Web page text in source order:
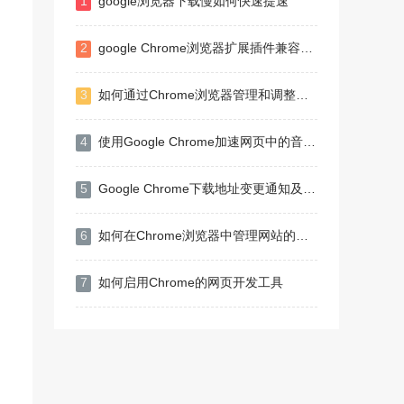
2 google Chrome浏览器扩展插件兼容性分析方法
3 如何通过Chrome浏览器管理和调整网页的安全设置
4 使用Google Chrome加速网页中的音频播放
5 Google Chrome下载地址变更通知及应对
6 如何在Chrome浏览器中管理网站的访问权限
7 如何启用Chrome的网页开发工具